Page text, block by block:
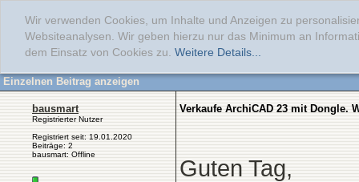
Wir verwenden Cookies, um Inhalte und Anzeigen zu
Websiteanalysen. Wir geben hierzu nur das Minimum an
dem Einsatz von Cookies zu. Weitere Details...
Einzelnen Beitrag anzeigen
bausmart
Registrierter Nutzer
Registriert seit: 19.01.2020
Beiträge: 2
bausmart: Offline
Verkaufe ArchiCAD 23 mit Dongle.
Guten Tag,